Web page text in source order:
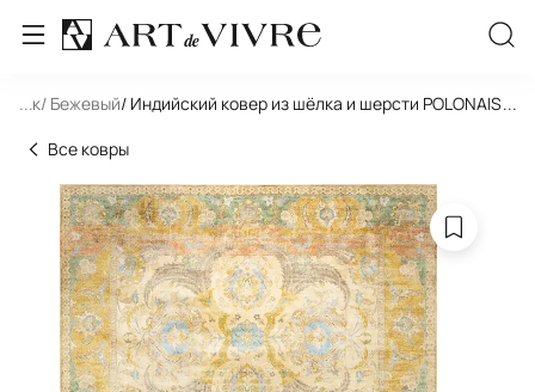
... / Бежевый/ Индийский ковер из шёлка и шерсти POLONAISE...
Все ковры